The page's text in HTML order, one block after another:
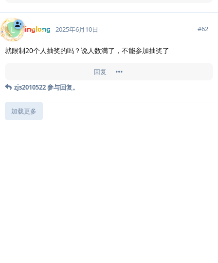
L linglong 2025年6月10日 #62
就限制20个人抽奖的吗？说人数满了，不能参加抽奖了
回复
zjs2010522参与回复。
加载更多